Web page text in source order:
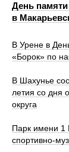
День
в
В Урене в
«Борок» по
В Шахунье
летия со дня
округа
Парк имени 1